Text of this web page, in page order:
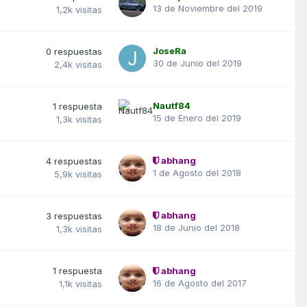
1,2k visitas
13 de Noviembre del 2019
0 respuestas
2,4k visitas
JoseRa
30 de Junio del 2019
1 respuesta
1,3k visitas
Nautf84
15 de Enero del 2019
4 respuestas
5,9k visitas
abhang
1 de Agosto del 2018
3 respuestas
1,3k visitas
abhang
18 de Junio del 2018
1 respuesta
1,1k visitas
abhang
16 de Agosto del 2017